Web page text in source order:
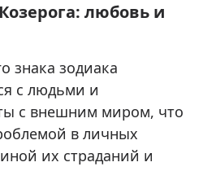
любовь и
знака зодиака
с людьми и
с внешним миром, что
в личных
их страданий и